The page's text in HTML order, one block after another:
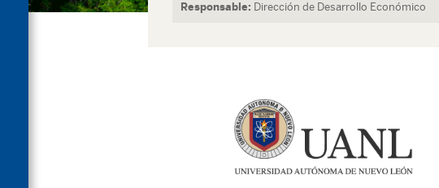
Responsable: Dirección de Desarrollo Económico